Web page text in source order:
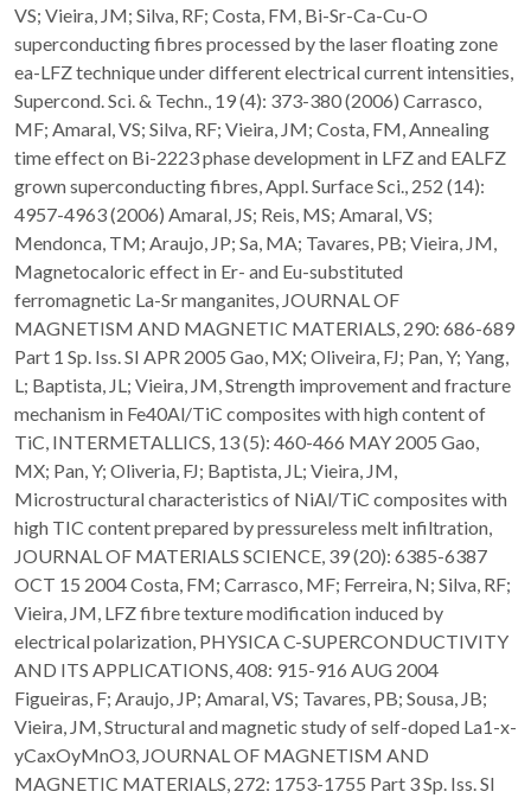
VS; Vieira, JM; Silva, RF; Costa, FM, Bi-Sr-Ca-Cu-O
superconducting fibres processed by the laser floating zone
ea-LFZ technique under different electrical current intensities,
Supercond. Sci. & Techn., 19 (4): 373-380 (2006) Carrasco,
MF; Amaral, VS; Silva, RF; Vieira, JM; Costa, FM, Annealing
time effect on Bi-2223 phase development in LFZ and EALFZ
grown superconducting fibres, Appl. Surface Sci., 252 (14):
4957-4963 (2006) Amaral, JS; Reis, MS; Amaral, VS;
Mendonca, TM; Araujo, JP; Sa, MA; Tavares, PB; Vieira, JM,
Magnetocaloric effect in Er- and Eu-substituted
ferromagnetic La-Sr manganites, JOURNAL OF
MAGNETISM AND MAGNETIC MATERIALS, 290: 686-689
Part 1 Sp. Iss. SI APR 2005 Gao, MX; Oliveira, FJ; Pan, Y; Yang,
L; Baptista, JL; Vieira, JM, Strength improvement and fracture
mechanism in Fe40Al/TiC composites with high content of
TiC, INTERMETALLICS, 13 (5): 460-466 MAY 2005 Gao,
MX; Pan, Y; Oliveria, FJ; Baptista, JL; Vieira, JM,
Microstructural characteristics of NiAl/TiC composites with
high TIC content prepared by pressureless melt infiltration,
JOURNAL OF MATERIALS SCIENCE, 39 (20): 6385-6387
OCT 15 2004 Costa, FM; Carrasco, MF; Ferreira, N; Silva, RF;
Vieira, JM, LFZ fibre texture modification induced by
electrical polarization, PHYSICA C-SUPERCONDUCTIVITY
AND ITS APPLICATIONS, 408: 915-916 AUG 2004
Figueiras, F; Araujo, JP; Amaral, VS; Tavares, PB; Sousa, JB;
Vieira, JM, Structural and magnetic study of self-doped La1-x-
yCaxOyMnO3, JOURNAL OF MAGNETISM AND
MAGNETIC MATERIALS, 272: 1753-1755 Part 3 Sp. Iss. SI